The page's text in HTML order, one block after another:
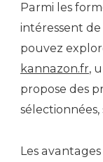
Parmi les
intéressent de
pouvez
kannazon.fr,
propose des
sélectionnées,
Les